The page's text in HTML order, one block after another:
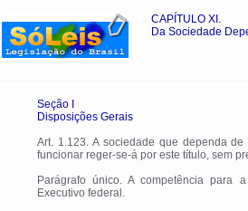
CAPÍTULO XI.
Da Sociedade
Seção I
Disposições Gerais
Art. 1.123. A sociedade que dependa
funcionar reger-se-á por este título, sem
Parágrafo único. A competência para
Executivo federal.